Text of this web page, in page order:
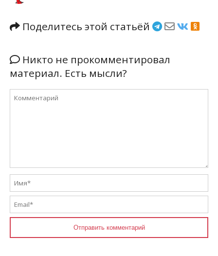
Поделитесь этой статьёй
Никто не прокомментировал
материал. Есть мысли?